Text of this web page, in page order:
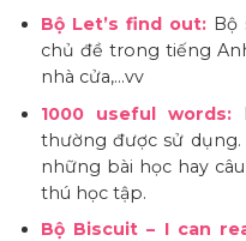
Bộ Let’s find out:Bộ
chủ đề trong tiếng
nhà cửa,…vv
1000 useful words:
thường được sử
những bài học hay
thú học tập.
Bộ Biscuit – I can